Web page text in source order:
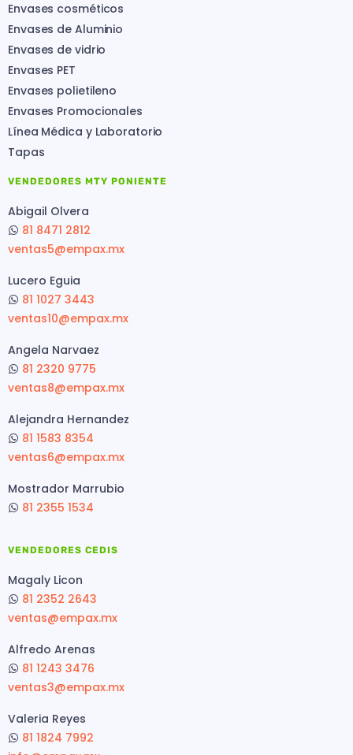
Envases cosméticos
Envases de Aluminio
Envases de vidrio
Envases PET
Envases polietileno
Envases Promocionales
Línea Médica y Laboratorio
Tapas
VENDEDORES MTY PONIENTE
Abigail Olvera
81 8471 2812
ventas5@empax.mx
Lucero Eguia
81 1027 3443
ventas10@empax.mx
Angela Narvaez
81 2320 9775
ventas8@empax.mx
Alejandra Hernandez
81 1583 8354
ventas6@empax.mx
Mostrador Marrubio
81 2355 1534
VENDEDORES CEDIS
Magaly Licon
81 2352 2643
ventas@empax.mx
Alfredo Arenas
81 1243 3476
ventas3@empax.mx
Valeria Reyes
81 1824 7992